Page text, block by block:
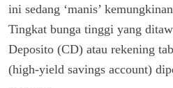
ini sedang ‘manis’
Tingkat bunga tinggi yang
Deposito (CD) atau rekening
(high-yield savings account)